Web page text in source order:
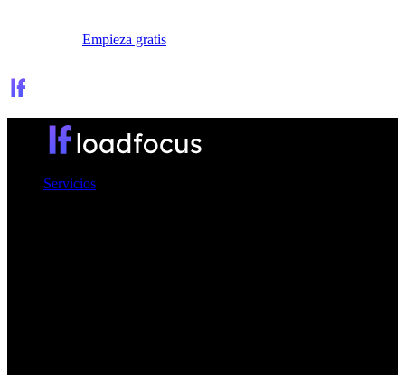
Empieza gratis
Servicios